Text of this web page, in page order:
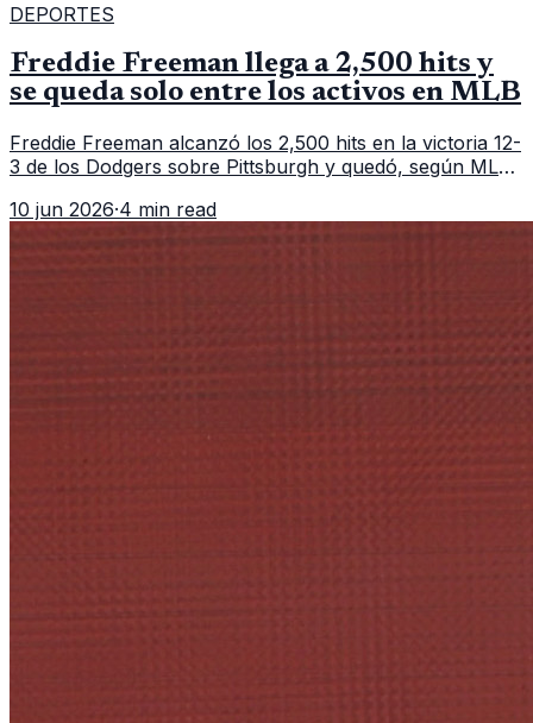
DEPORTES
Freddie Freeman llega a 2,500 hits y
se queda solo entre los activos en MLB
Freddie Freeman alcanzó los 2,500 hits en la victoria 12-
3 de los Dodgers sobre Pittsburgh y quedó, según MLB,
Grandes Ligas.
10 jun 2026·4 min read